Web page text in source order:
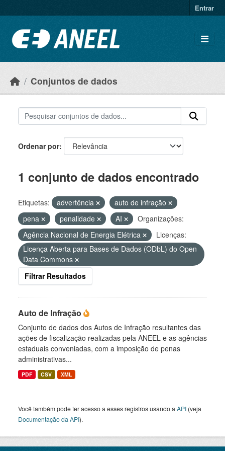
Entrar
Conjuntos de dados
Ordenar por
1 conjunto de dados encontrado
Etiquetas: advertência
auto de infração
pena
penalidade AI
Organizações:
Agência Nacional de Energia Elétrica
Licenças:
Licença Aberta para Bases de Dados (ODbL) do Open
Data Commons
Filtrar Resultados
Auto de Infração
Conjunto de dados dos Autos de Infração resultantes das
ações de fiscalização realizadas pela ANEEL e as agências
estaduais conveniadas, com a imposição de penas
administrativas...
PDF CSV XML
Você também pode ter acesso a esses registros usando a API (veja
Documentação da API).